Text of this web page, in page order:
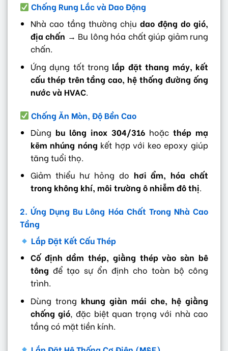
Chống Rung Lắc và Dao Động
Nhà cao tầng thường chịu dao động do gió,
địa chấn → Bu lông hóa chất giúp giảm rung
chấn.
Ứng dụng tốt trong lắp đặt thang máy, kết
cấu thép trên tầng cao, hệ thống đường ống
nước và HVAC.
Chống Ăn Mòn, Độ Bền Cao
Dùng bu lông inox 304/316hoặc thép mạ
kẽm nhúng nóng kết hợp với keo epoxy giúp
tăng tuổi thọ.
Giảm thiểu hư hỏng do hơi ẩm, hóa chất
trong không khí, môi trường ô nhiễm đô thị.
2. Ứng Dụng Bu Lông Hóa Chất Trong Nhà Cao
Tầng
Lắp Đặt Kết Cấu Thép
Cố định dầm thép, giằng thép vào sàn bê
tông để tạo sự ổn định cho toàn bộ công
trình.
Dùng trong khung giàn mái che, hệ giằng
chống gió, đặc biệt quan trọng với nhà cao
tầng có mặt tiền kính.